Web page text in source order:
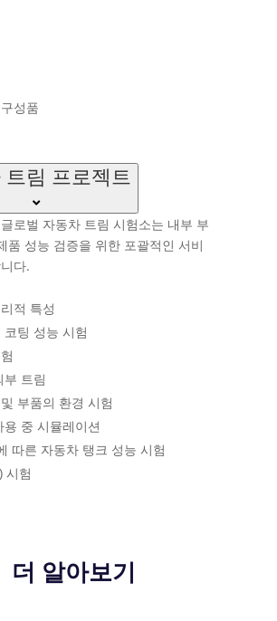
성품
트림 프로젝트
로벌 자동차 트림 시험소는 내부 부
품 성능 검증을 위한 포괄적인 서비
다.
적 특성
코팅 성능 시험
부 트림
부품의 환경 시험
용 중 시뮬레이션
따른 자동차 탱크 성능 시험
시험
더 알아보기